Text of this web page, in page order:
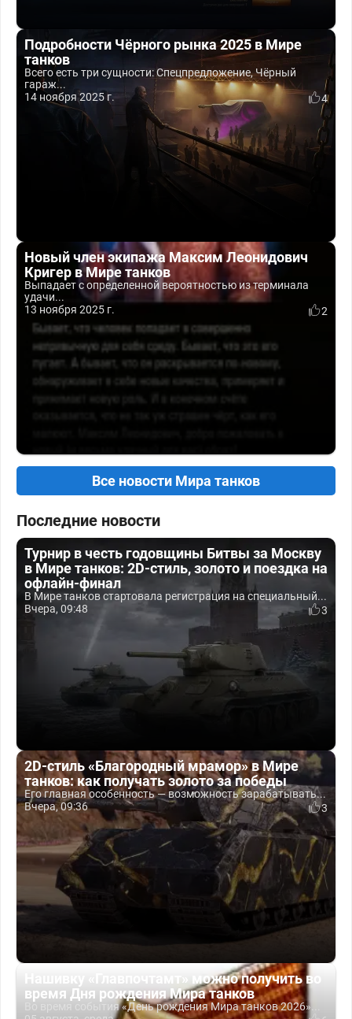
Подробности Чёрного рынка 2025 в Мире
танков
Всего есть три сущности: Спецпредложение, Чёрный
гараж...
14 ноября 2025 г.
4
Новый член экипажа Максим Леонидович
Кригер в Мире танков
Выпадает с определенной вероятностью из терминала
удачи...
13 ноября 2025 г.
2
Все новости Мира танков
Последние новости
Турнир в честь годовщины Битвы за Москву
в Мире танков: 2D-стиль, золото и поездка на
офлайн-финал
В Мире танков стартовала регистрация на специальный...
Вчера, 09:48
3
2D-стиль «Благородный мрамор» в Мире
танков: как получать золото за победы
Его главная особенность — возможность зарабатывать...
Вчера, 09:36
3
Нашивку «Главпочтамт» можно получить во
время Дня рождения Мира танков
Во время события «День рождения Мира танков 2026»...